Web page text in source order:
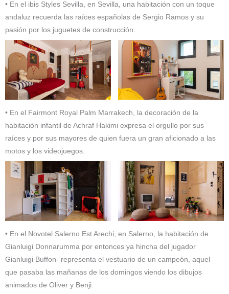
• En el ibis Styles Sevilla, en Sevilla, una habitación con un toque
andaluz recuerda las raíces españolas de Sergio Ramos y su
pasión por los juguetes de construcción.
• En el Fairmont Royal Palm Marrakech, la decoración de la
habitación infantil de Achraf Hakimi expresa el orgullo por sus
raíces y por sus mayores de quien fuera un gran aficionado a las
motos y los videojuegos.
• En el Novotel Salerno Est Arechi, en Salerno, la habitación de
Gianluigi Donnarumma por entonces ya hincha del jugador
Gianluigi Buffon- representa el vestuario de un campeón, aquel
que pasaba las mañanas de los domingos viendo los dibujos
animados de Oliver y Benji.